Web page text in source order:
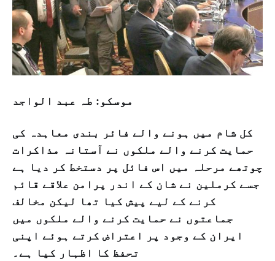
موسکو: طہ عبد الواجد
کل شام میں ہونے والے فائر بندی معاہدہ کی
حمایت کرنے والے ملکوں نے آستانہ مذاکرات
چوتھے مرحلہ میں اس فائل پر دستخط کر دیا ہے
جسے کرملین نے شان کے اندر پرامن علاقے قائم
کرنے کے لیے پیش کیا تھا لیکن مخالف
جماعتوں نے حمایت کرنے والے ملکوں میں
ایران کے وجود پر اعتراض کرتے ہوئے اپنی
تحفظ کا اظہار کیا ہے۔